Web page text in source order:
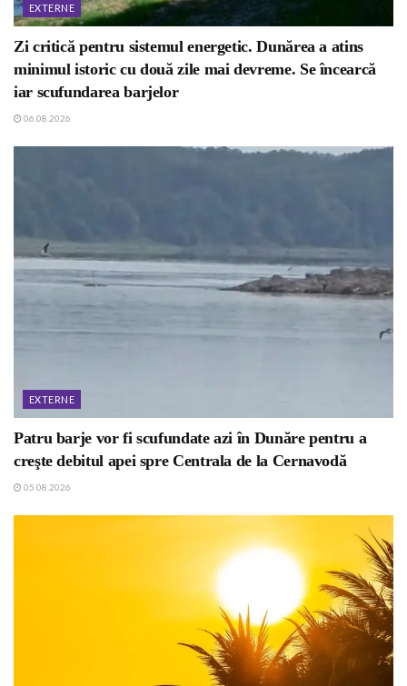
EXTERNE
Zi critică pentru sistemul energetic. Dunărea a atins
minimul istoric cu două zile mai devreme. Se încearcă
iar scufundarea barjelor
06.08.2026
EXTERNE
Patru barje vor fi scufundate azi în Dunăre pentru a
creşte debitul apei spre Centrala de la Cernavodă
05.08.2026